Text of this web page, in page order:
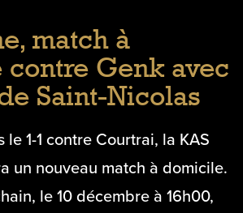
match à
Genk avec
Saint-Nicolas
le 1-1 contre Courtrai, la KAS
un nouveau match à domicile.
le 10 décembre à 16h00,